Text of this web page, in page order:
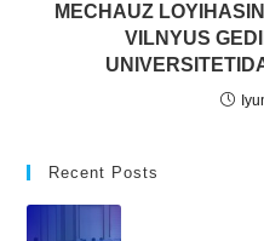
MECHAUZ
VILNYUS
Recent Posts